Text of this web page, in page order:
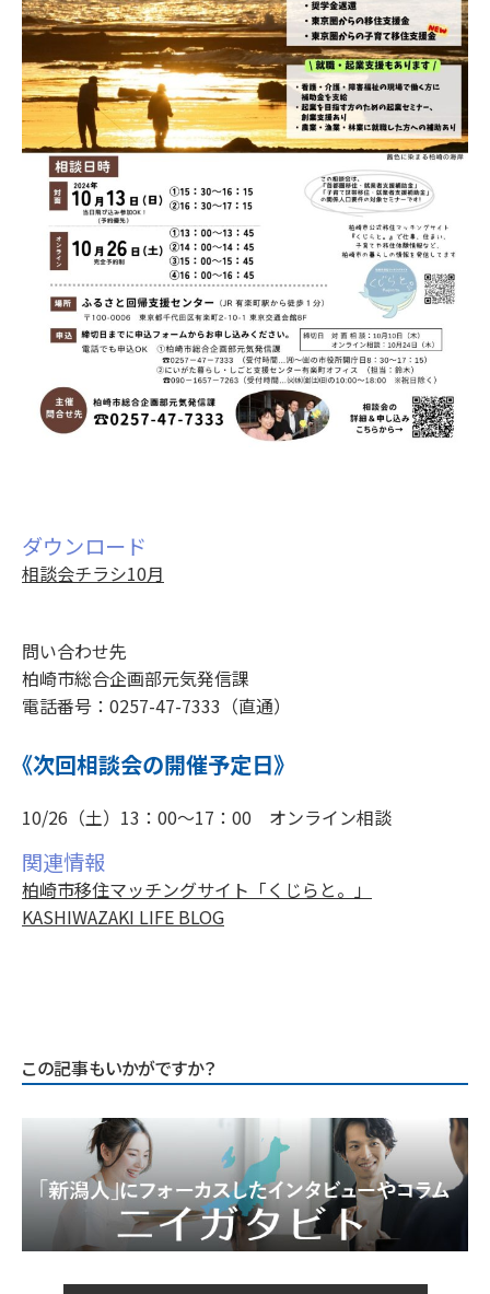
ダウンロード
相談会チラシ10月
問い合わせ先
柏崎市総合企画部元気発信課
電話番号：0257-47-7333（直通）
《次回相談会の開催予定日》
10/26（土）13：00～17：00 オンライン相談
関連情報
柏崎市移住マッチングサイト「くじらと。」
KASHIWAZAKI LIFE BLOG
この記事もいかがですか？